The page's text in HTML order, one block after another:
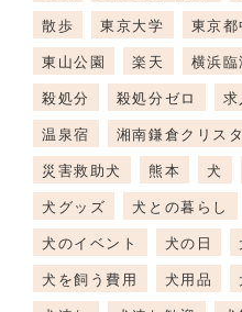
散歩
東京大学
東京
東山公園
楽天
横浜臨
殺処分
殺処分ゼロ 求
温泉宿
湘南鎌倉クリス
災害救助犬
熊本 犬
犬グッズ
犬との暮らし
犬のイベント
犬の日
犬を飼う費用
犬用品